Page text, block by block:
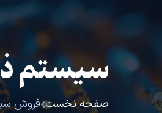
سیستم
صفحه نخست فروش